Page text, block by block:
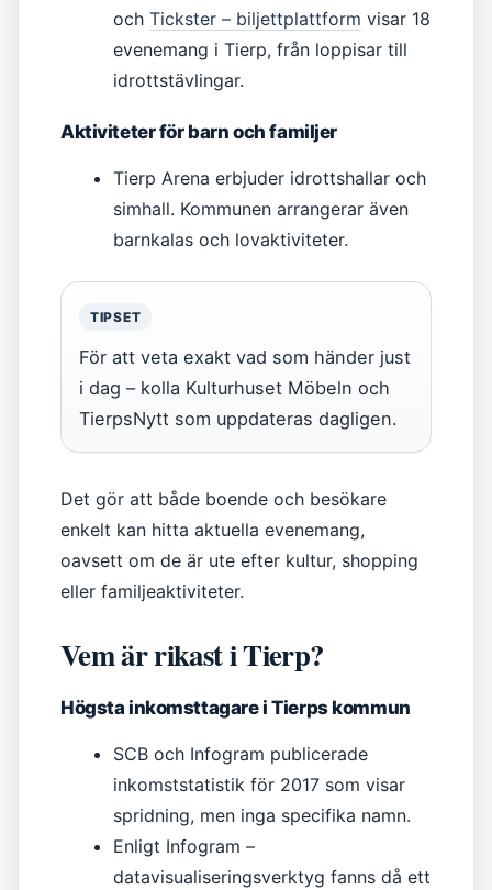
och Tickster – biljettplattform visar 18
evenemang i Tierp, från loppisar till
idrottstävlingar.
Aktiviteter för barn och familjer
Tierp Arena erbjuder idrottshallar och
simhall. Kommunen arrangerar även
barnkalas och lovaktiviteter.
TIPSET
För att veta exakt vad som händer just
i dag – kolla Kulturhuset Möbeln och
TierpsNytt som uppdateras dagligen.
Det gör att både boende och besökare
enkelt kan hitta aktuella evenemang,
oavsett om de är ute efter kultur, shopping
eller familjeaktiviteter.
Vem är rikast i Tierp?
Högsta inkomsttagare i Tierps kommun
SCB och Infogram publicerade
inkomststatistik för 2017 som visar
spridning, men inga specifika namn.
Enligt Infogram –
datavisualiseringsverktyg fanns då ett